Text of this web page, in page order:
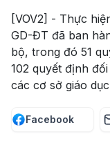
[VOV2] - Thực
GD-ĐT đã ban
bộ, trong đó 51
102 quyết định
các cơ sở giáo
Facebook